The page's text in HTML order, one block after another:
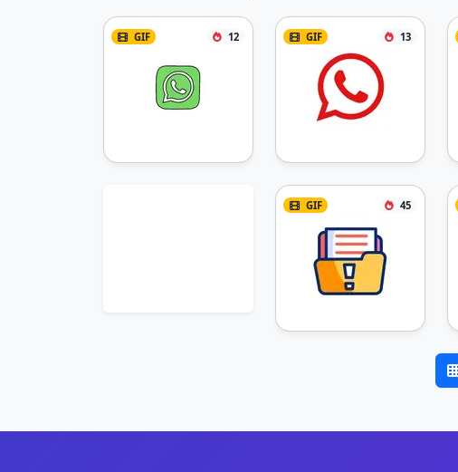
GIF 12 GIF 13
GIF 45